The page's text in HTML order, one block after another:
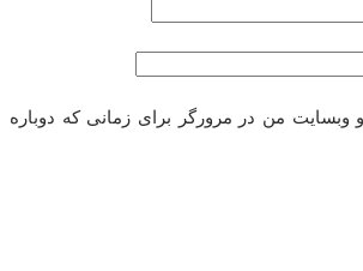
و وبسایت من در مرورگر برای زمانی که دوباره